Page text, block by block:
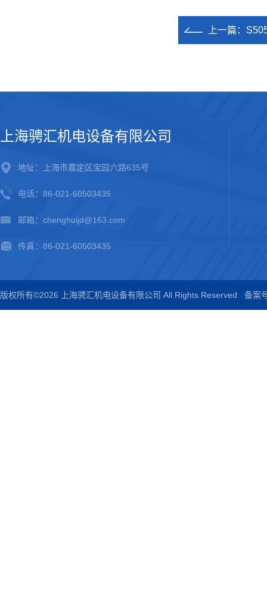
上一篇：
上海骋汇机电设备有限公司
地址：上海市嘉定区宝园六路635号
电话：86-021-60503435
邮箱：chenghuijd@163.com
传真：86-021-60503435
版权所有©2026 上海骋汇机电设备有限公司 All Rights Reserved 备案